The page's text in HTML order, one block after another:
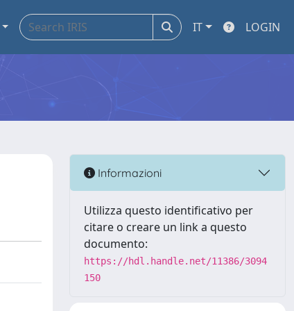
IT LOGIN
Informazioni
Utilizza questo identificativo per
citare o creare un link a questo
documento:
https://hdl.handle.net/11386/3094
150